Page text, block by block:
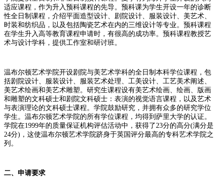
适应课程，作为升入预科课程的先导。预科课为学生开设一年的诊断
性全日制课程，介绍平面造型设计、剧院设计、服装设计、美艺术、
时装和纺织品，以及包括陶瓷艺术在内的三维设计等专业。预科课程
在学生升入高等教育课程申请时，有很高的成功率。预科课程教授艺
术与设计学科，提供工作室和研讨班。
温布尔顿艺术学院开设剧院与美艺术学科的全日制本科学位课程，包
括剧院设计、服装设计、服装艺术处理、工美设计、工艺美术阐述、
美艺术绘画和美艺术雕塑。研究生课程设有美艺术绘画、绘画、版画
和雕塑的文科硕士和剧院文科硕士：表演的视觉语言课程，以及艺术
与表演理论的文科硕士课程。学院鼓励研究，并拥有众多的研究学位
学生。温布尔顿艺术学院的所有学位课程，均得到萨里大学的认证。
学院在1999年的质量保证机构评估活动中，获得了23分的高分(满分是
24分)，这使温布尔顿艺术学院跻身于英国评分最高的专科艺术学院之
列。
二、申请要求